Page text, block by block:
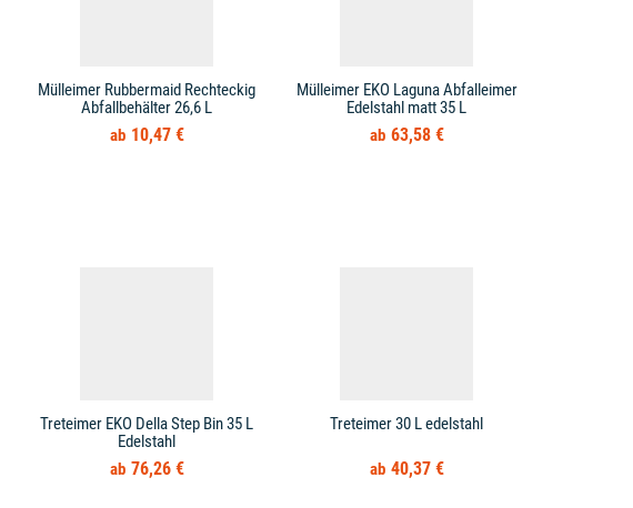
Mülleimer Rubbermaid Rechteckig
Abfallbehälter 26,6 L
10,47 €
Mülleimer EKO Laguna Abfalleimer
Edelstahl matt 35 L
63,58 €
Treteimer EKO Della Step Bin 35 L
Edelstahl
76,26 €
Treteimer 30 L edelstahl
40,37 €